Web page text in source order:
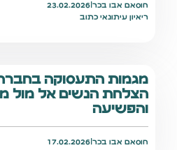
חוסאם אבו בכר |
23.02.2026
ריאיון עיתונאי כתוב
מגמות התעסוקה
הצלחת הנשים אל מול
והפשיעה
חוסאם אבו בכר |
17.02.2026